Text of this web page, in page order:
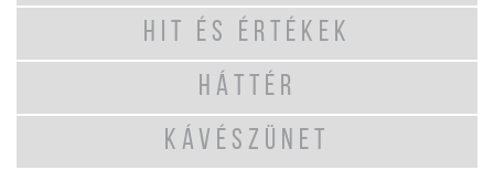
HIT ÉS ÉRTÉKEK
HÁTTÉR
KÁVÉSZÜNET